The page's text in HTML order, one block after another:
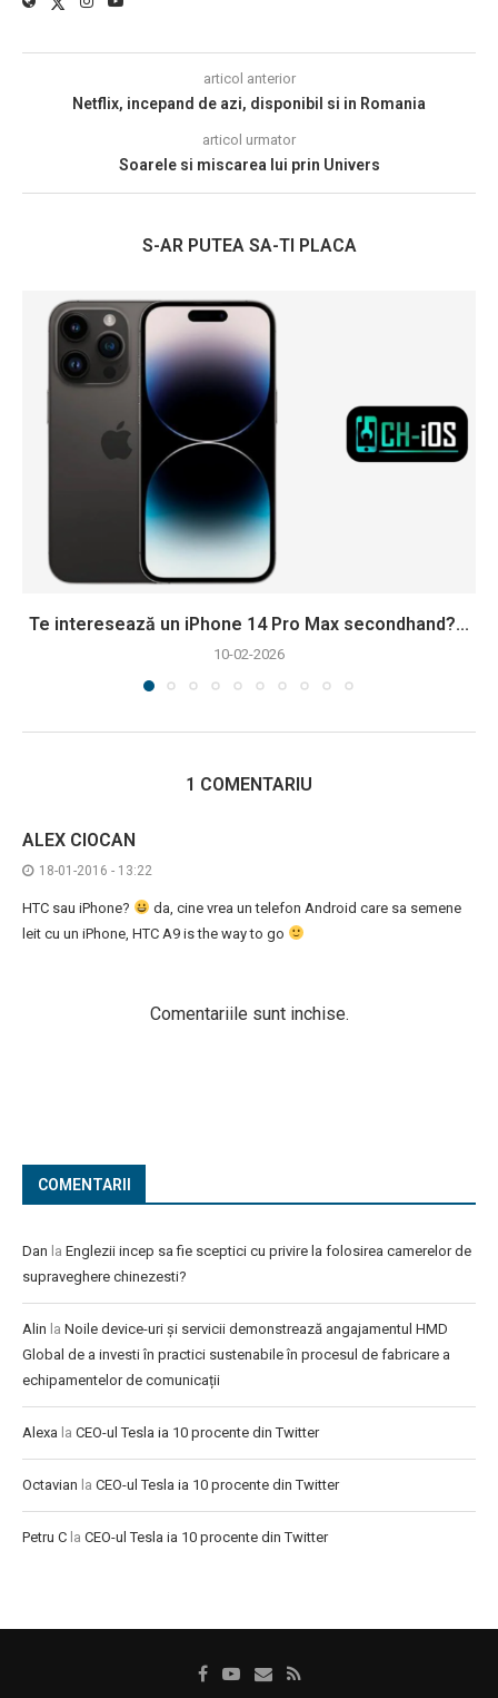
articol anterior
Netflix, incepand de azi, disponibil si in Romania
articol urmator
Soarele si miscarea lui prin Univers
S-AR PUTEA SA-TI PLACA
Te interesează un iPhone 14 Pro Max secondhand?...
10-02-2026
1 COMENTARIU
ALEX CIOCAN
18-01-2016 - 13:22
HTC sau iPhone?
da, cine vrea un telefon Android care sa semene
leit cu un iPhone, HTC A9 is the way to go
Comentariile sunt inchise.
COMENTARII
Dan la Englezii incep sa fie sceptici cu privire la folosirea camerelor de
supraveghere chinezesti?
Alin la Noile device-uri și servicii demonstrează angajamentul HMD
Global de a investi în practici sustenabile în procesul de fabricare a
echipamentelor de comunicații
Alexa la CEO-ul Tesla ia 10 procente din Twitter
Octavian la CEO-ul Tesla ia 10 procente din Twitter
Petru C la CEO-ul Tesla ia 10 procente din Twitter